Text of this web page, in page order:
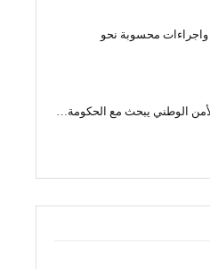
محسوبة نحو
الوطني يبحث مع الحكومة…